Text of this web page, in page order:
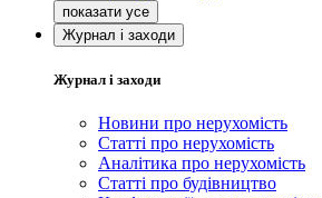
Журнал і заходи
Журнал і заходи
Новини про нерухомість
Статті про нерухомість
Аналітика про нерухомість
Статті про будівництво